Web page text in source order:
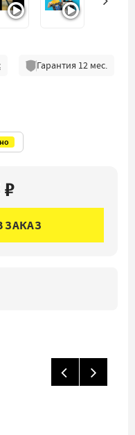
Гарантия 12 мес.
ЗАКАЗ